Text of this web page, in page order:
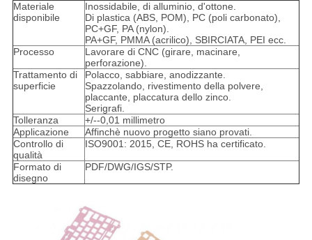
Materiale
disponibile
Inossidabile, di alluminio, d'ottone.
Di plastica (ABS, POM), PC (poli carbonato),
PC+GF, PA (nylon).
PA+GF, PMMA (acrilico), SBIRCIATA, PEI ecc.
Processo
Lavorare di CNC (girare, macinare,
perforazione).
Trattamento di
superficie
Polacco, sabbiare, anodizzante.
Spazzolando, rivestimento della polvere,
placcante, placcatura dello zinco.
Serigrafi.
Tolleranza
+/--0,01 millimetro
Applicazione
Affinchè nuovo progetto siano provati.
Controllo di
qualità
ISO9001: 2015, CE, ROHS ha certificato.
Formato di
disegno
PDF/DWG/IGS/STP.